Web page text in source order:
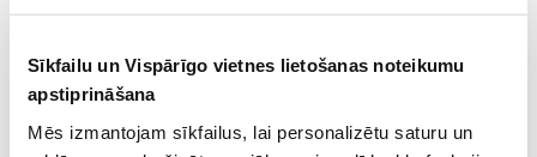
Sīkfailu un Vispārīgo vietnes lietošanas noteikumu
apstiprināšana
Mēs izmantojam sīkfailus, lai personalizētu saturu un